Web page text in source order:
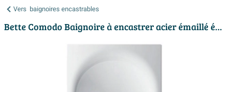
Vers baignoires encastrables
Bette Comodo Baignoire à encastrer acier émaillé épais rectangulaire 170x75x45cm sans pieds blanc